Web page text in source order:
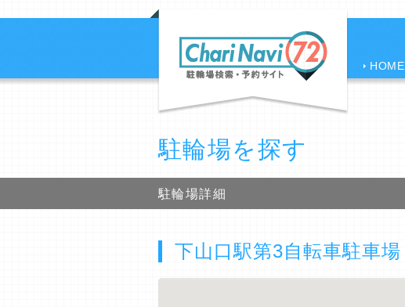
HOME
駐輪場を探す
駐輪場詳細
下山口駅第3自転車駐車場